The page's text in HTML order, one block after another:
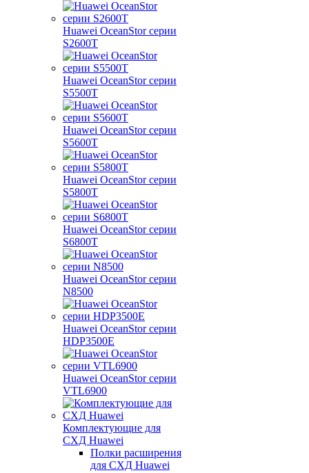
Huawei OceanStor серии
S2600T
Huawei OceanStor серии
S5500T
Huawei OceanStor серии
S5600T
Huawei OceanStor серии
S5800T
Huawei OceanStor серии
S6800T
Huawei OceanStor серии
N8500
Huawei OceanStor серии
HDP3500E
Huawei OceanStor серии
VTL6900
Комплектующие для
СХД Huawei
Полки расширения
для СХД Huawei